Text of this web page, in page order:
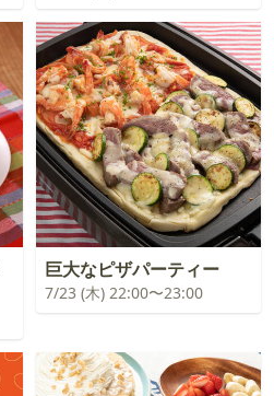
巨大なピザパーティー
7/23 (木) 22:00〜23:00